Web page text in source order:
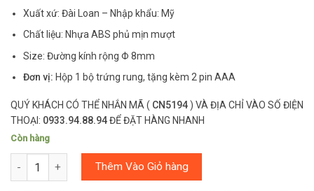
Xuất xứ: Đài Loan – Nhập khẩu: Mỹ
Chất liệu: Nhựa ABS phủ mịn mượt
Size: Đường kính rộng Φ 8mm
Đơn vị: Hộp 1 bộ trứng rung, tặng kèm 2 pin AAA
QUÝ KHÁCH CÓ THỂ NHẮN MÃ ( CN5194 ) VÀ ĐỊA CHỈ VÀO SỐ ĐIỆN
THOẠI: 0933.94.88.94ĐỂ ĐẶT HÀNG NHANH
Còn hàng
Số lượng Thêm Vào Giỏ hàng